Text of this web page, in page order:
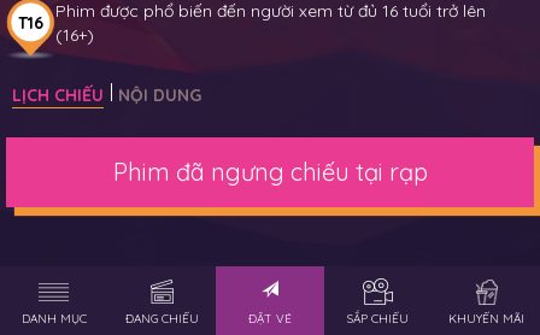
T16
Phim được phổ biến đến người xem từ đủ 16 tuổi trở lên
(16+)
LỊCH CHIẾU NỘI DUNG
Phim đã ngưng chiếu tại rạp
DANH MỤC ĐANG CHIẾU ĐẶT VÉ SẮP CHIẾU KHUYẾN MÃI